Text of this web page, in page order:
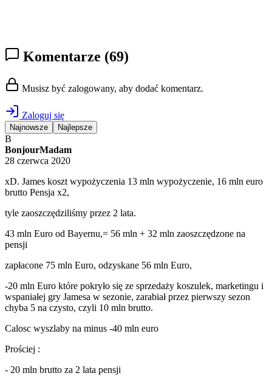
Komentarze (69)
Musisz być zalogowany, aby dodać komentarz.
Zaloguj się
Najnowsze Najlepsze
B
BonjourMadam
28 czerwca 2020
xD. James koszt wypożyczenia 13 mln wypożyczenie, 16 mln euro
brutto Pensja x2,
tyle zaoszczędziliśmy przez 2 lata.
43 mln Euro od Bayernu,= 56 mln + 32 mln zaoszczędzone na
pensji
zapłacone 75 mln Euro, odzyskane 56 mln Euro,
-20 mln Euro które pokryło się ze sprzedaży koszulek, marketingu i
wspaniałej gry Jamesa w sezonie, zarabiał przez pierwszy sezon
chyba 5 na czysto, czyli 10 mln brutto.
Calosc wyszlaby na minus -40 mln euro
Prościej :
- 20 mln brutto za 2 lata pensji